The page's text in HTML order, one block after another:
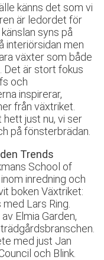
känns det som vi
är ledordet för
syns på
interiörsidan men
växter som både
Det är stort fokus
och
inspirerar,
från växtriket.
just nu, vi ser
på fönsterbrädan.
Trends
School of
inredning och
boken Växtriket:
Lars Ring.
Elmia Garden,
med just Jan
och Blink.